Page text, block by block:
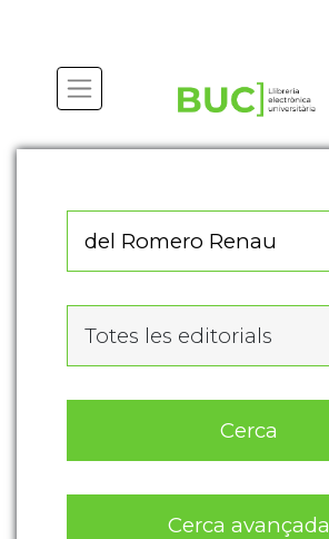
Totes les editorials
Cerca
Cerca avançada